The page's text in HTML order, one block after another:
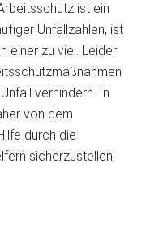
ist ein
Unfallzahlen, ist
einer zu viel. Leider
verhindern. In
von dem
durch die
sicherzustellen.